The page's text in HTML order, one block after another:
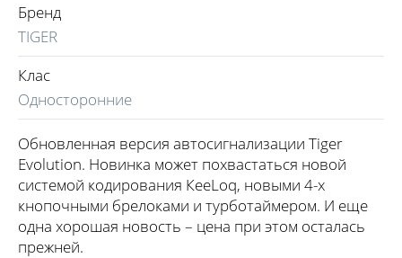
Бренд
TIGER
Клас
Односторонние
Обновленная версия автосигнализации Tiger
Evolution. Новинка может похвастаться новой
системой кодирования КееLoq, новыми 4-х
кнопочными брелоками и турботаймером. И еще
одна хорошая новость – цена при этом осталась
прежней.